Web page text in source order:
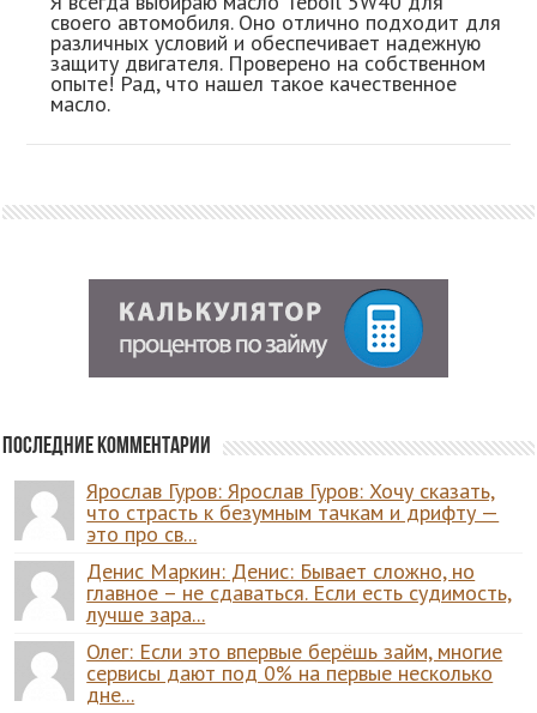
своего автомобиля. Оно отлично подходит для
различных условий и обеспечивает надежную
защиту двигателя. Проверено на собственном
опыте! Рад, что нашел такое качественное
масло.
Последние комментарии
Ярослав Гуров: Ярослав Гуров: Хочу сказать,
что страсть к безумным тачкам и дрифту —
это про св...
Денис Маркин: Денис: Бывает сложно, но
главное – не сдаваться. Если есть судимость,
лучше зара...
Олег: Если это впервые берёшь займ, многие
сервисы дают под 0% на первые несколько
дне...